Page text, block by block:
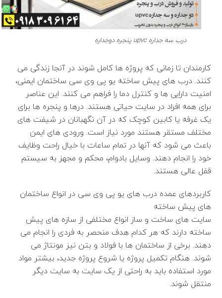
درب سه جداره upvc پنجره دوجداره
کارمندان تا زمانی که پروژه ها کامل شوند در آنجا زندگی می
کنند. درب های پیش ساخته یو پی وی سی ساختمان ایمنی،
امنیت دارایی ها و کنترل دما را فراهم می کنند. این عناصر
برای همه افراد در سایت حیاتی هستند. درها و پنجره ها برای
یک غرفه یا کابین کوچک که در آن نگهبانان در شیفت های
مختلف مستقر هستند مورد نیاز است. ورودی های ایمن
باعث می شود که آنها در تمام ساعات با خیال راحت وظایف
خود را انجام دهند. وسایل بادوام، محکم و مجهز به سیستم
قفل عالی هستند.
کاربردهای عمده درب های یو پی وی سی در انواع ساختمان
های پیش ساخته
سایت های ساخت و ساز انواع مختلفی از سازه های پیش
ساخته دارند که هر کدام هدف منحصر به فردی را انجام می
دهند. برخی از ساختمان ها با فولاد و بتن نیز مونتاژ می
شوند. هنگام تکمیل پروژه یا شروع پروژه جدید، بیشتر مواد
مورد استفاده باید به راحتی از یک سایت به سایت دیگر
منتقل شوند.